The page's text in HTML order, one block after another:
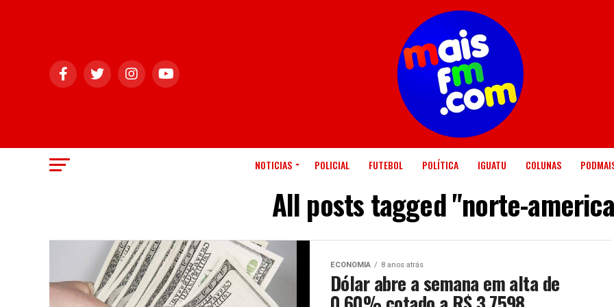
NOTICIAS POLICIAL FUTEBOL POLÍTICA IGUATU COLUNAS
All posts tagged "norte-
ECONOMIA 8 anos atrás
Dólar abre a semana em alta de